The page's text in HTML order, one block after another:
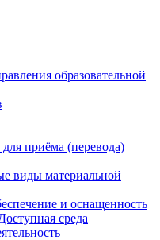
образовательной
приёма (перевода)
виды материальной
и оснащенность
среда